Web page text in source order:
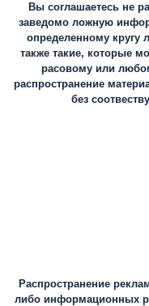
Вы соглашаетесь не
заведомо ложную
определенному
также такие, которые
расовому или
распространение
без
Распространение
либо информационных